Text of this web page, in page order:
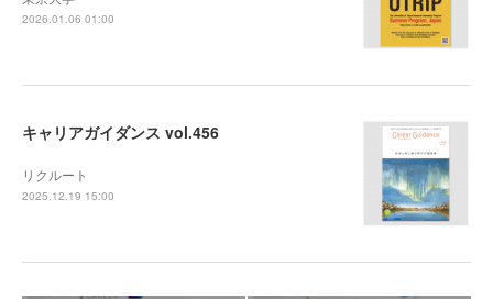
2026.01.06 01:00
キャリアガイダンス vol.456
リクルート
2025.12.19 15:00